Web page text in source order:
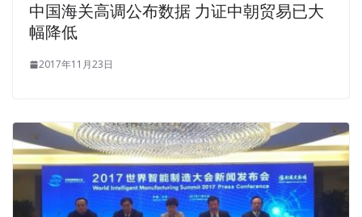
中国海关高调公布数据 力证中朝贸易已大
幅降低
2017年11月23日